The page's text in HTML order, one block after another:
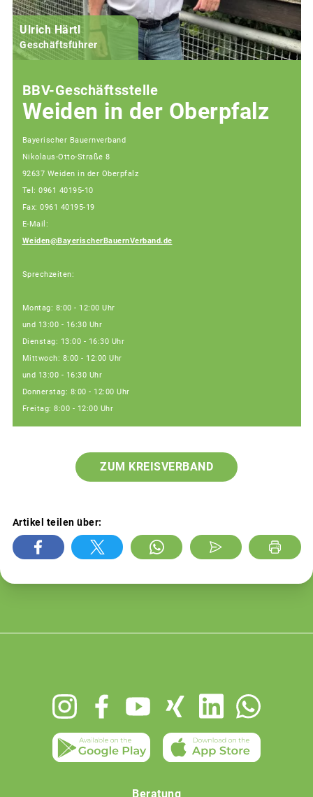
Ulrich Härtl
Geschäftsführer
BBV-Geschäftsstelle
Weiden in der Oberpfalz
Bayerischer Bauernverband
Nikolaus-Otto-Straße 8
92637 Weiden in der Oberpfalz
Tel: 0961 40195-10
Fax: 0961 40195-19
E-Mail:
Weiden@BayerischerBauernVerband.de
Sprechzeiten:
Montag: 8:00 - 12:00 Uhr
und 13:00 - 16:30 Uhr
Dienstag: 13:00 - 16:30 Uhr
Mittwoch: 8:00 - 12:00 Uhr
und 13:00 - 16:30 Uhr
Donnerstag: 8:00 - 12:00 Uhr
Freitag: 8:00 - 12:00 Uhr
ZUM KREISVERBAND
Artikel teilen über:
Beratung